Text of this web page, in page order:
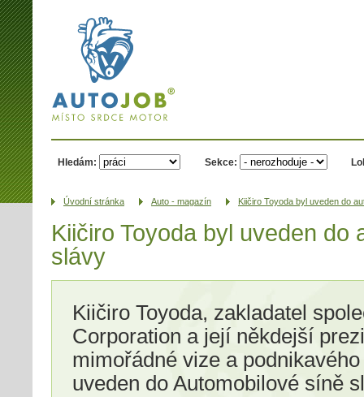
AUTOJOB.cz -
místo srdce
motor
Hledám: Sekce:
Úvodní­ stránka Auto - magazín Kiičiro Toyoda byl uveden do
Kiičiro Toyoda byl uveden do
slávy
Kiičiro Toyoda, zakladatel
Corporation a její někdejší
mimořádné vize a
uveden do Automobilové síně